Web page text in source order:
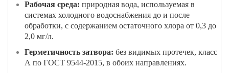
Рабочая среда: природная вода, используемая в
системах холодного водоснабжения до и после
обработки, с содержанием остаточного хлора от 0,3 до
2,0 мг/л.
Герметичность затвора: без видимых протечек, класс
А по ГОСТ 9544-2015, в обоих направлениях.